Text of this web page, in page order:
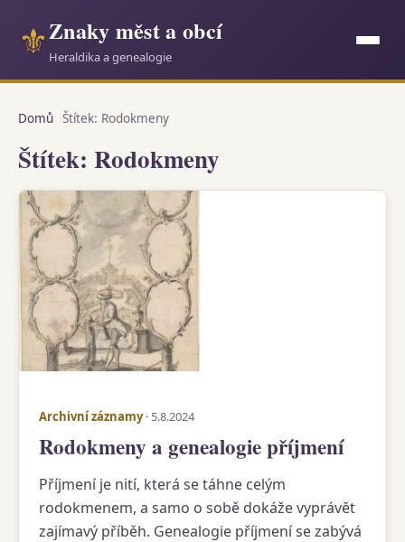
⚜Znaky měst a obcí
Heraldika a genealogie
Domů Štítek: Rodokmeny
Štítek: Rodokmeny
Archivní záznamy· 5.8.2024
Rodokmeny a genealogie příjmení
Příjmení je nití, která se táhne celým
rodokmenem, a samo o sobě dokáže vyprávět
zajímavý příběh. Genealogie příjmení se zabývá